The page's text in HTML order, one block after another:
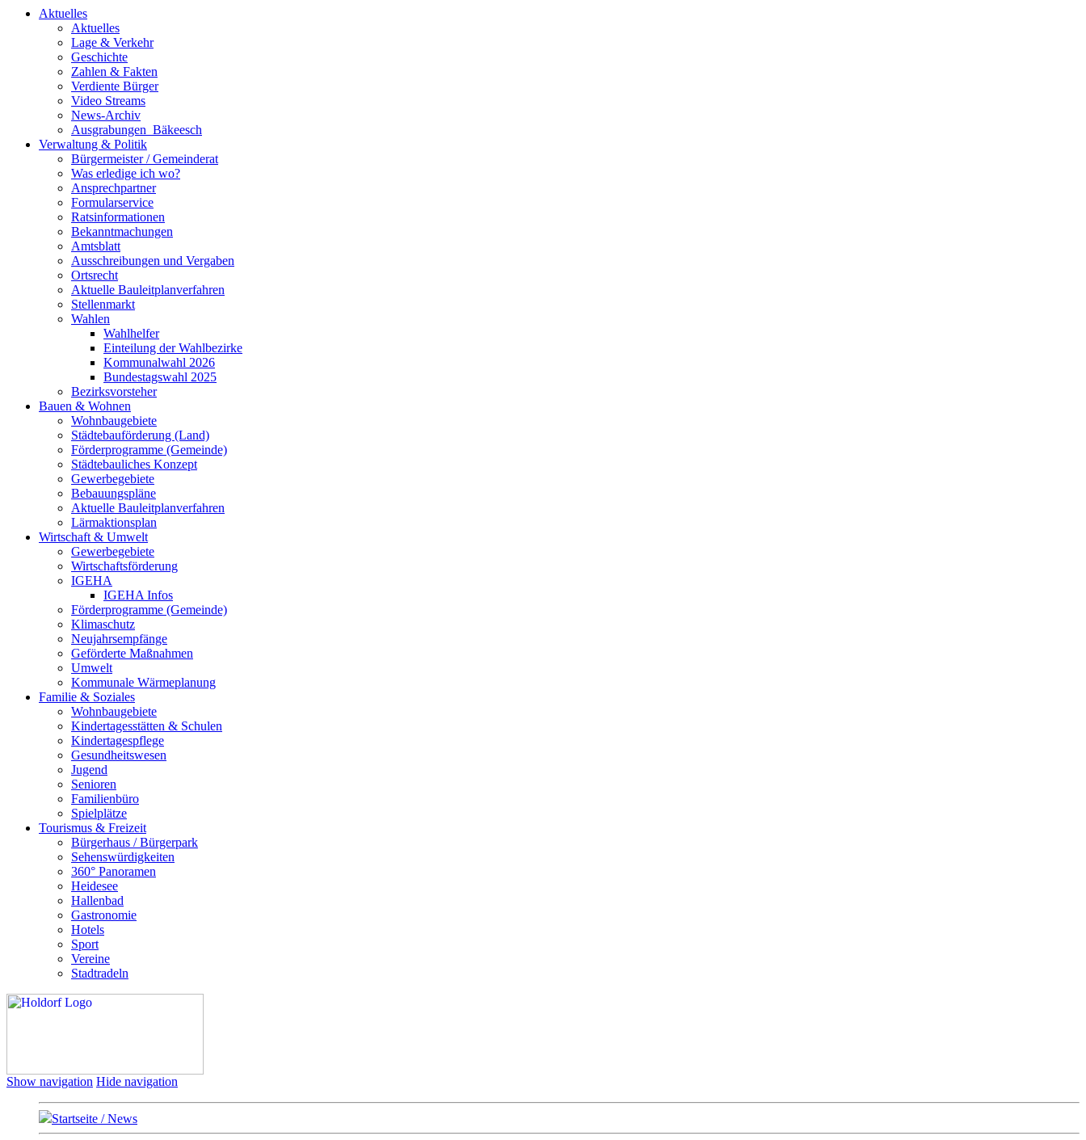
Aktuelles
Aktuelles
Lage & Verkehr
Geschichte
Zahlen & Fakten
Verdiente Bürger
Video Streams
News-Archiv
Ausgrabungen_Bäkeesch
Verwaltung & Politik
Bürgermeister / Gemeinderat
Was erledige ich wo?
Ansprechpartner
Formularservice
Ratsinformationen
Bekanntmachungen
Amtsblatt
Ausschreibungen und Vergaben
Ortsrecht
Aktuelle Bauleitplanverfahren
Stellenmarkt
Wahlen
Wahlhelfer
Einteilung der Wahlbezirke
Kommunalwahl 2026
Bundestagswahl 2025
Bezirksvorsteher
Bauen & Wohnen
Wohnbaugebiete
Städtebauförderung (Land)
Förderprogramme (Gemeinde)
Städtebauliches Konzept
Gewerbegebiete
Bebauungspläne
Aktuelle Bauleitplanverfahren
Lärmaktionsplan
Wirtschaft & Umwelt
Gewerbegebiete
Wirtschaftsförderung
IGEHA
IGEHA Infos
Förderprogramme (Gemeinde)
Klimaschutz
Neujahrsempfänge
Geförderte Maßnahmen
Umwelt
Kommunale Wärmeplanung
Familie & Soziales
Wohnbaugebiete
Kindertagesstätten & Schulen
Kindertagespflege
Gesundheitswesen
Jugend
Senioren
Familienbüro
Spielplätze
Tourismus & Freizeit
Bürgerhaus / Bürgerpark
Sehenswürdigkeiten
360° Panoramen
Heidesee
Hallenbad
Gastronomie
Hotels
Sport
Vereine
Stadtradeln
Show navigation Hide navigation
Startseite / News